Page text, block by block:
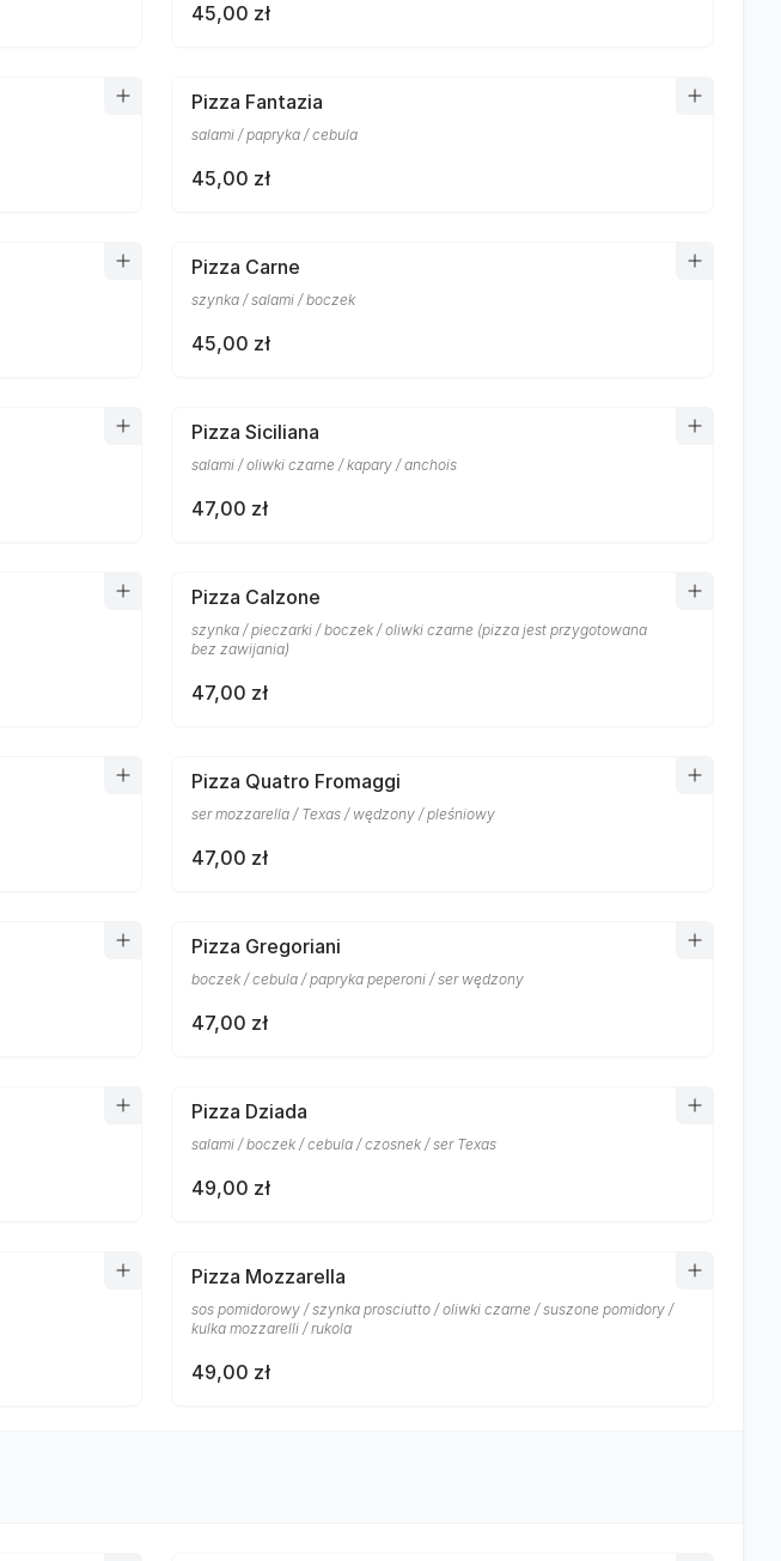
45,00 zł
Pizza Fantazia
salami / papryka / cebula
45,00 zł
Pizza Carne
szynka / salami / boczek
45,00 zł
Pizza Siciliana
salami / oliwki czarne / kapary / anchois
47,00 zł
Pizza Calzone
szynka / pieczarki / boczek / oliwki czarne (pizza jest przygotowana
bez zawijania)
47,00 zł
Pizza Quatro Fromaggi
ser mozzarella / Texas / wędzony / pleśniowy
47,00 zł
Pizza Gregoriani
boczek / cebula / papryka peperoni / ser wędzony
47,00 zł
Pizza Dziada
salami / boczek / cebula / czosnek / ser Texas
49,00 zł
Pizza Mozzarella
sos pomidorowy / szynka prosciutto / oliwki czarne / suszone pomidory /
kulka mozzarelli / rukola
49,00 zł